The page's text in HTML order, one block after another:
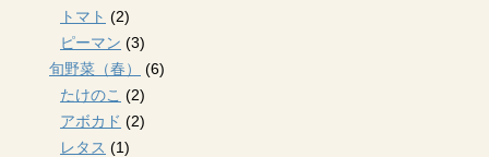
トマト (2)
ピーマン (3)
旬野菜（春）
(6)
たけのこ (2)
アボカド (2)
レタス (1)